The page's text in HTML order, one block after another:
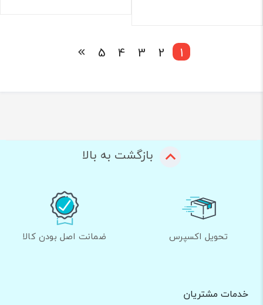
1
2
3
4
5
بازگشت به بالا
تحویل اکسپرس ضمانت اصل بودن کالا
خدمات مشتریان